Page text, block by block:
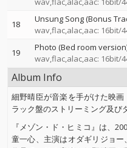
18
Unsung Song (Bonus
wav,flac,alac,aac: 16bit/
19
Photo (Bed room
wav,flac,alac,aac: 16bit/
Album Info
細野晴臣が音楽を手がけた映
ラック盤のストリーミング及び
『メゾン・ド・ヒミコ』は、
童一心、主演はオダギリジョ